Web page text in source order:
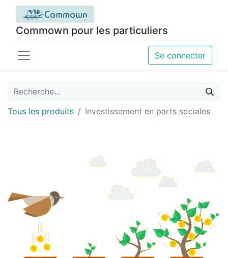
Commown pour les particuliers
Se connecter
Tous les produits Investissement en parts sociales